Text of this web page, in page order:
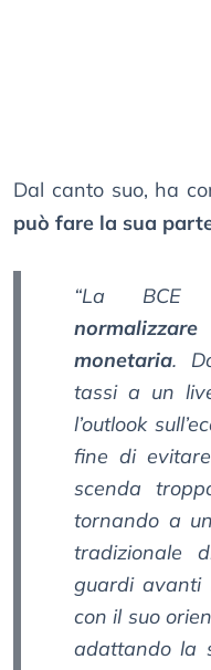
Dal canto suo, ha
può fare la sua
“La BCE
monetaria.
tassi a un
l’outlook
fine di
scenda
tornando a
tradizionale
guardi avanti
con il suo
adattando la